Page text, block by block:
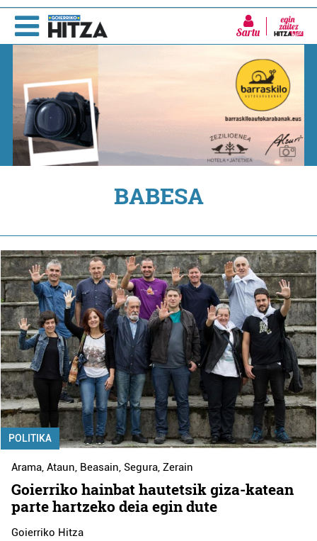
Sartu
BABESA
POLITIKA
Arama,Ataun, Beasain, Segura,Zerain
Goierriko hainbat hautetsik giza-katean
parte hartzeko deia egin dute
Goierriko Hitza